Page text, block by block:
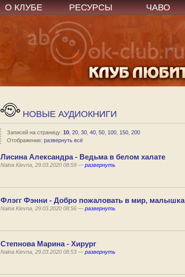
О КЛУБЕ РЕСУРСЫ ЧАВО
НОВЫЕ АУДИОКНИГИ
Записей на страницу: 10, 20, 30, 40, 50, 100, 150, 200
Отображение: развернуть всё
Лисина Александра - Ведьма в белом халате
Naina Kievna, 29.03.2020 08:59 — развернуть
Флэгг Фэнни - Добро пожаловать в мир, малышка
Naina Kievna, 29.03.2020 08:56 — развернуть
Степнова Марина - Хирург
Naina Kievna, 29.03.2020 08:53 — развернуть